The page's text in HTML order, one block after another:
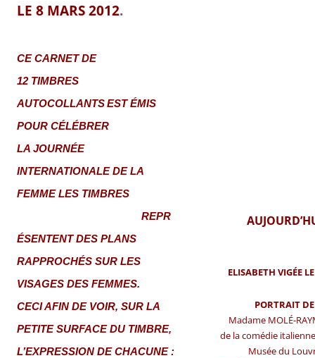
LE 8 MARS 2012.
CE CARNET DE
12 TIMBRES
AUTOCOLLANTSEST ÉMIS
POUR CÉLÉBRER
LA JOURNÉE
INTERNATIONALE DE LA
FEMMELES TIMBRES
REPR
ÉSENTENT DES PLANS
RAPPROCHÉS SUR LES
VISAGES DES FEMMES.
CECI AFIN DE VOIR, SUR LA
PETITE SURFACE DU TIMBRE,
L’EXPRESSION DE CHACUNE :
ELISABETH VIGÉE
PORTRAIT DE
Madame MOLÉ-
de la comédie
Musée du